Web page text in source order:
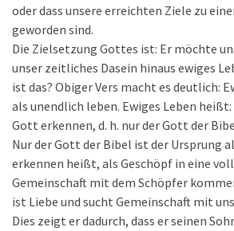
oder dass unsere erreichten Ziele zu
geworden sind.
Die Zielsetzung Gottes ist: Er möchte
unser zeitliches Dasein hinaus ewiges
ist das? Obiger Vers macht es deutlich:
als unendlich leben. Ewiges Leben
Gott erkennen, d. h. nur der Gott der
Nur der Gott der Bibel ist der Ursprung
erkennen heißt, als Geschöpf in eine
Gemeinschaft mit dem Schöpfer
ist Liebe und sucht Gemeinschaft mit
Dies zeigt er dadurch, dass er seinen